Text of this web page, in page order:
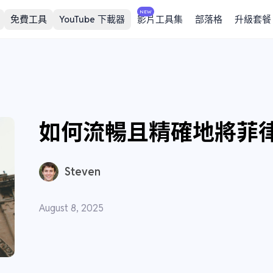
免費工具 YouTube 下載器
NEW
影片工具集 部落格 升級套餐
如何流暢且精確地將菲
Steven
August 8, 2025